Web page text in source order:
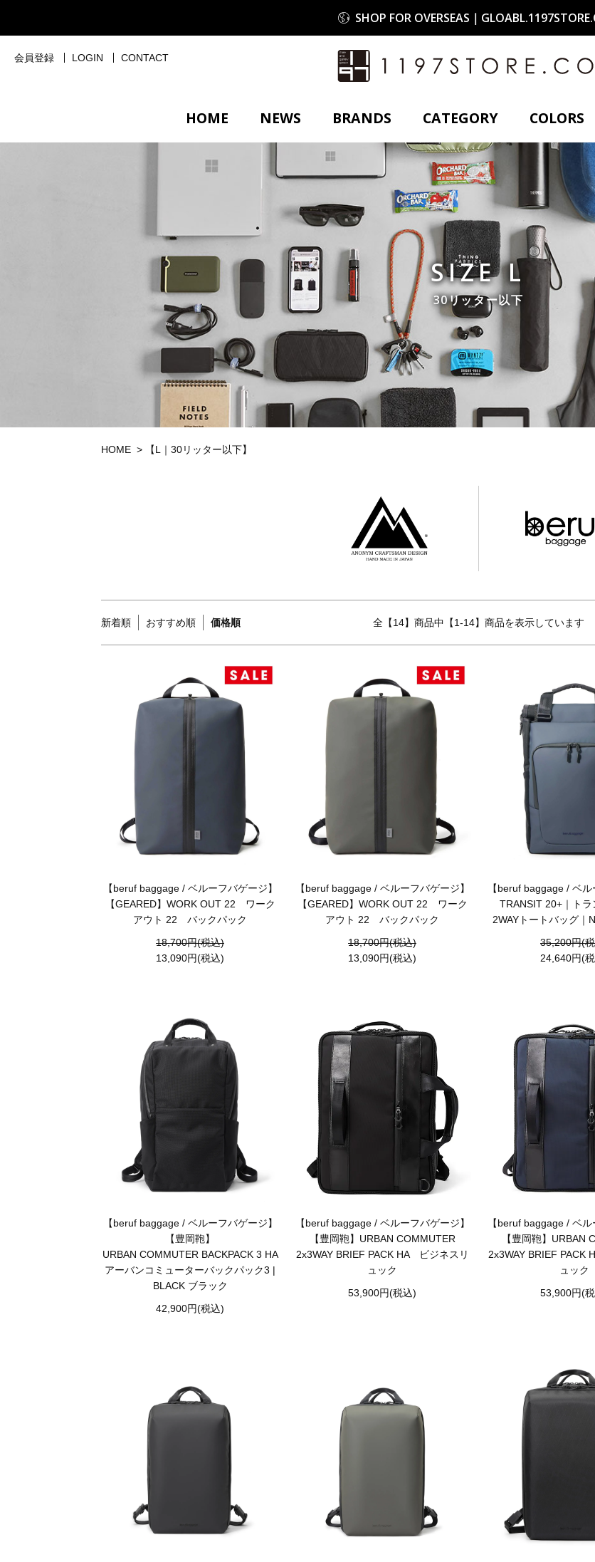
SHOP FOR OVERSEAS｜
HOME NEWS
BRANDS
CATEGORY
デイパック
メッセンジャーバッグ
トートバッグ
ボディバッグ
SCENE
ビジネス
ワーキング
トラベル
アウトドア
カジュアル
タウン
ホリデイ
COLORS
PURPLE WINE RED PINK ORANGE
BROWN TRICO
HOW TO ORDER AFTER CARE GIFT
会員登録 LOGIN CONTACT
SIZE L
30リッター以下
HOME > 【L｜30リッター以下】
新着順 おすすめ順 価格順 全【14】商品中【1-14】商品を表示しています
【beruf baggage / ベルーフバゲージ】
【GEARED】WORK OUT 22 ワーク
アウト 22 バックパック
18,700円(税込)
13,090円(税込)
【beruf baggage / ベルーフバゲージ】
【GEARED】WORK OUT 22 ワーク
アウト 22 バックパック
18,700円(税込)
13,090円(税込)
【beruf baggage / ベル
TRANSIT 20+｜ト
2WAYトートバッグ｜
35,200円(
24,640円(
【beruf baggage / ベルーフバゲージ】
【豊岡鞄】
URBAN COMMUTER BACKPACK 3 HA
アーバンコミューターバックパック3 |
BLACK ブラック
42,900円(税込)
【beruf baggage / ベルーフバゲージ】
【豊岡鞄】URBAN COMMUTER
2x3WAY BRIEF PACK HA ビジネスリ
ュック
53,900円(税込)
【beruf baggage / ベル
【豊岡鞄】URBAN
2x3WAY BRIEF PACK
ュック
53,900円(